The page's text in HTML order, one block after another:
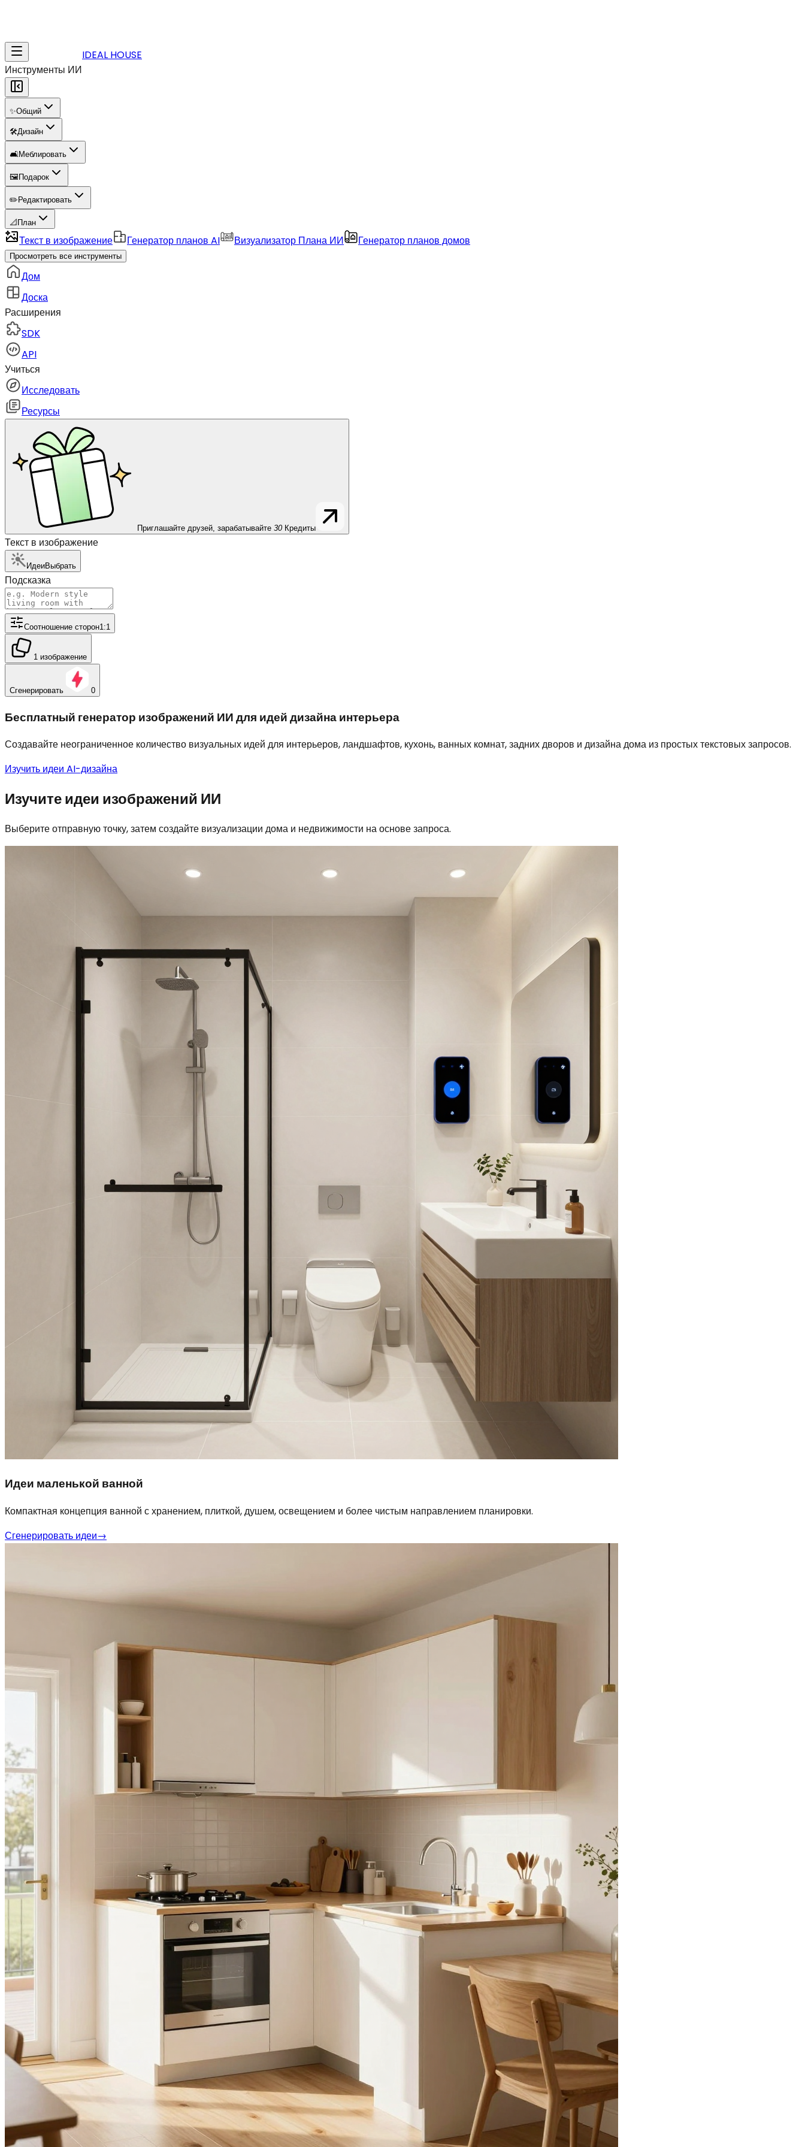
IDEAL HOUSE
Инструменты ИИ
✨Общий
🛠️Дизайн
🛋️Меблировать
🖼️ Подарок
✏️ Редактировать
📐 План
Текст в изображение Генератор планов AI Визуализатор Плана ИИ Генератор планов домов
Просмотреть все инструменты
Дом
Доска
Расширения
SDK
API
Учиться
Исследовать
Ресурсы
Приглашайте друзей, зарабатывайте 30 Кредиты
Текст в изображение
ИдеиВыбрать
Подсказка
Соотношение сторон1:1
1 изображение
Сгенерировать 0
Бесплатный генератор изображений ИИ для идей дизайна интерьера
Создавайте неограниченное количество визуальных идей для интерьеров, ландшафтов, кухонь, ванных комнат, задних дворов и дизайна дома из простых текстовых запросов.
Изучить идеи AI-дизайна
Изучите идеи изображений ИИ
Выберите отправную точку, затем создайте визуализации дома и недвижимости на основе запроса.
Идеи маленькой ванной
Компактная концепция ванной с хранением, плиткой, душем, освещением и более чистым направлением планировки.
Сгенерировать идеи→